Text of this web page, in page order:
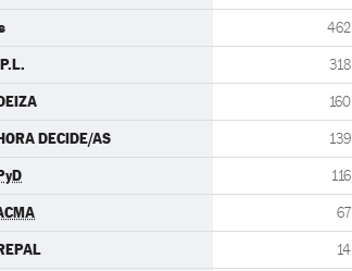
462
318
160
DECIDE/AS 139
116
67
14